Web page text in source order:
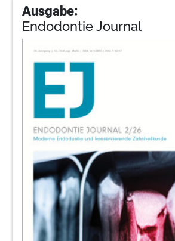
Ausgabe:
Endodontie Journal